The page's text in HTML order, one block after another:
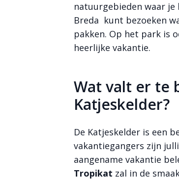
natuurgebieden waar
Breda kunt bezoeken
pakken. Op het park is
heerlijke vakantie.
Wat valt er te
Katjeskelder?
De Katjeskelder is een
vakantiegangers zijn
aangename vakantie
Tropikat zal in de